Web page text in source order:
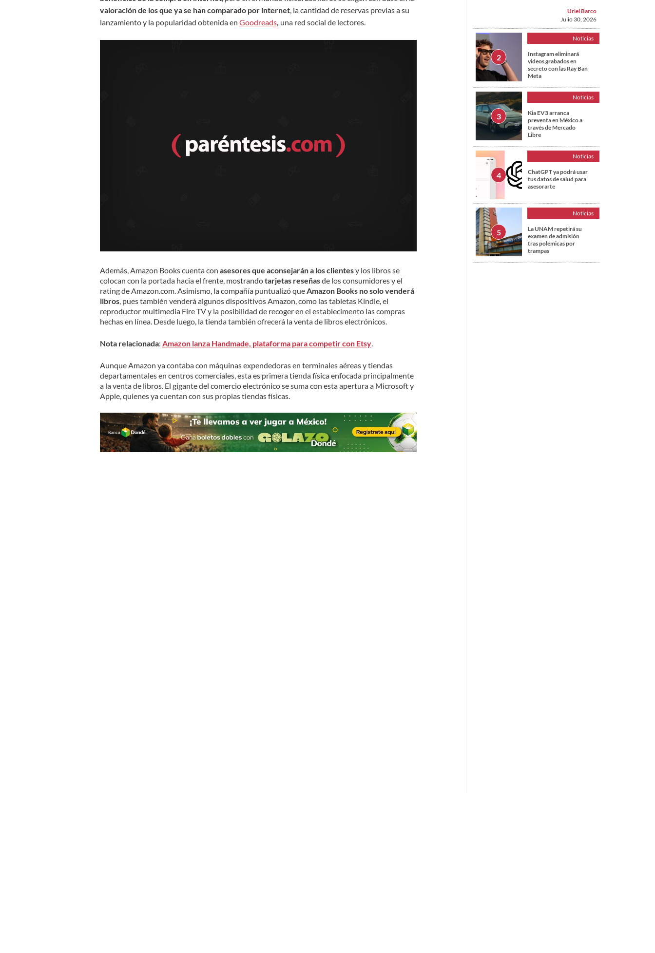
valoración de los que ya se han comparado por internet, la cantidad de reservas previas a su
lanzamiento y la popularidad obtenida en Goodreads, una red social de lectores.
Además, Amazon Books cuenta con asesores que aconsejarán a los clientesy los libros se
colocan con la portada hacia el frente, mostrandotarjetas reseñasde los consumidores y el
rating de Amazon.com. Asimismo, la compañía puntualizó que Amazon Books no solo venderá
libros, pues también venderá algunos dispositivos Amazon, como las tabletas Kindle, el
reproductor multimedia Fire TV y la posibilidad de recoger en el establecimento las compras
hechas en línea. Desde luego, la tienda también ofrecerá la venta de libros electrónicos.
Nota relacionada: Amazon lanza Handmade, plataforma para competir con Etsy.
Aunque Amazon ya contaba con máquinas expendedoras en terminales aéreas y tiendas
departamentales en centros comerciales, esta es primera tienda física enfocada principalmente
a la venta de libros. El gigante del comercio electrónico se suma con esta apertura a Microsoft y
Apple, quienes ya cuentan con sus propias tiendas físicas.
Uriel Barco
Julio 30, 2026
Noticias
Instagram eliminará
videos grabados en
secreto con las Ray Ban
Meta
Noticias
Kia EV3 arranca
preventa en México a
través de Mercado
Libre
Noticias
ChatGPT ya podrá usar
tus datos de salud para
asesorarte
Noticias
La UNAM repetirá su
examen de admisión
tras polémicas por
trampas